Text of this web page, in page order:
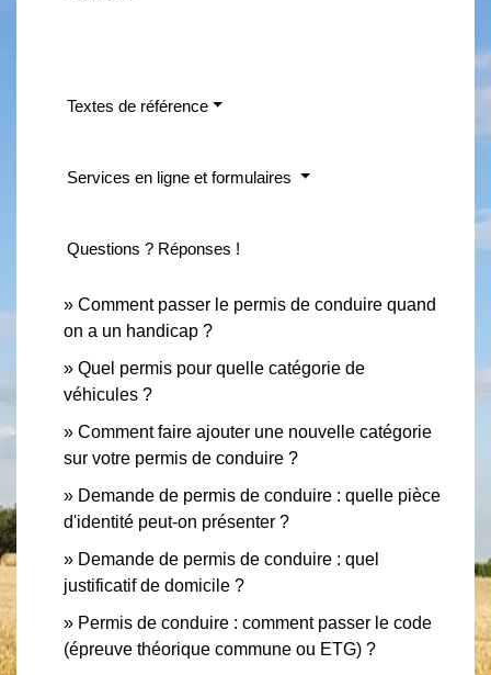
Textes de référence
Services en ligne et formulaires
Questions ? Réponses !
Comment passer le permis de conduire quand
on a un handicap ?
Quel permis pour quelle catégorie de
véhicules ?
Comment faire ajouter une nouvelle catégorie
sur votre permis de conduire ?
Demande de permis de conduire : quelle pièce
d'identité peut-on présenter ?
Demande de permis de conduire : quel
justificatif de domicile ?
Permis de conduire : comment passer le code
(épreuve théorique commune ou ETG) ?